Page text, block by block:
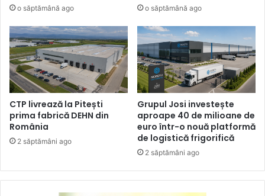
o săptămână ago o săptămână ago
CTP livrează la Pitești
prima fabrică DEHN din
România
2 săptămâni ago
Grupul Josi investește
aproape 40 de milioane de
euro într-o nouă platformă
de logistică frigorifică
2 săptămâni ago